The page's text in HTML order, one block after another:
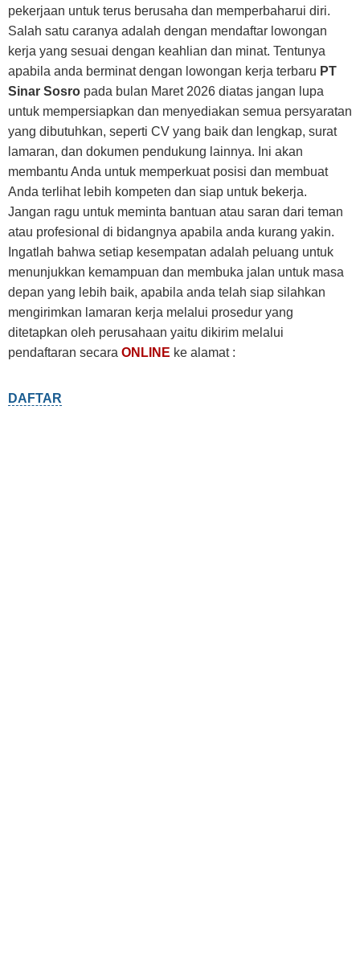
pekerjaan untuk terus berusaha dan memperbaharui diri.
Salah satu caranya adalah dengan mendaftar lowongan
kerja yang sesuai dengan keahlian dan minat. Tentunya
apabila anda berminat dengan lowongan kerja terbaru PT
Sinar Sosro pada bulan Maret 2026 diatas jangan lupa
untuk mempersiapkan dan menyediakan semua persyaratan
yang dibutuhkan, seperti CV yang baik dan lengkap, surat
lamaran, dan dokumen pendukung lainnya. Ini akan
membantu Anda untuk memperkuat posisi dan membuat
Anda terlihat lebih kompeten dan siap untuk bekerja.
Jangan ragu untuk meminta bantuan atau saran dari teman
atau profesional di bidangnya apabila anda kurang yakin.
Ingatlah bahwa setiap kesempatan adalah peluang untuk
menunjukkan kemampuan dan membuka jalan untuk masa
depan yang lebih baik, apabila anda telah siap silahkan
mengirimkan lamaran kerja melalui prosedur yang
ditetapkan oleh perusahaan yaitu dikirim melalui
pendaftaran secara ONLINE ke alamat :
DAFTAR